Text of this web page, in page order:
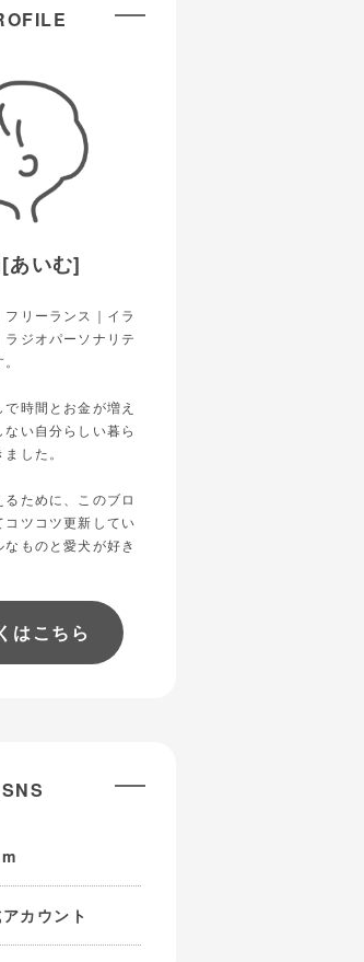
あいむ]
フリーランス｜イラ
ラジオパーソナリテ
時間とお金が増え
い自分らしい暮ら
した。
ために、このブロ
コツコツ更新してい
なものと愛犬が好き
はこちら
SNS
カウント